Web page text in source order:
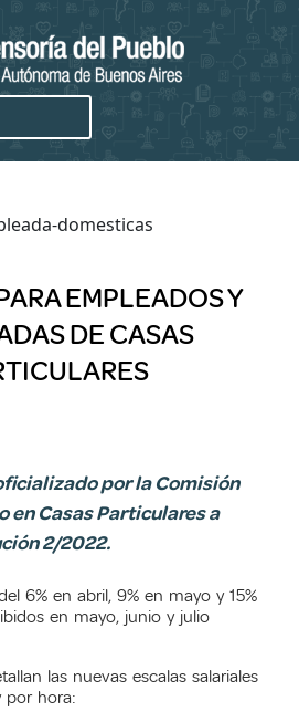
EMPLEADOS Y
DE CASAS
por la Comisión
en Casas Particulares a
2/2022.
6% en abril, 9% en mayo y 15%
en mayo, junio y julio
las nuevas escalas salariales
por hora: